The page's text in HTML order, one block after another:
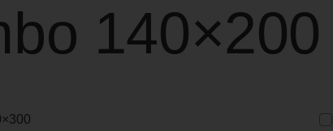
140×200